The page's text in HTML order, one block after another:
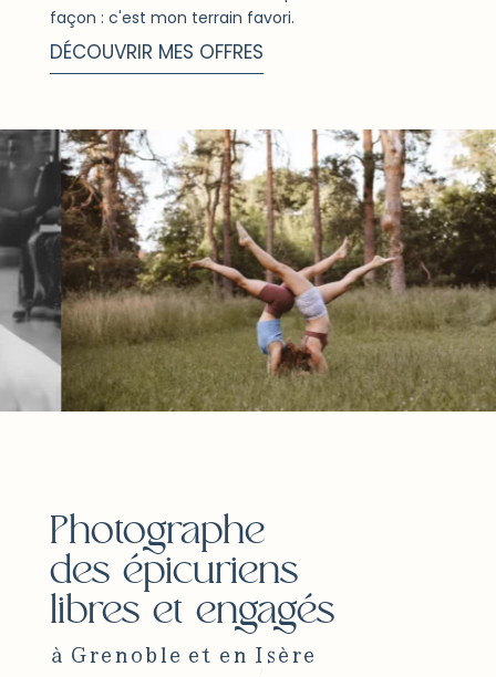
façon : c'est mon terrain favori.
DÉCOUVRIR MES OFFRES
Photographe
des épicuriens
libres et engagés
à Grenoble et en Isère